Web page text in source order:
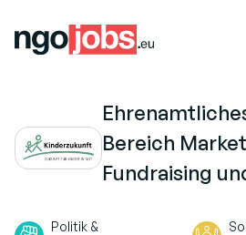
Bereich
Fundraising
Politik &